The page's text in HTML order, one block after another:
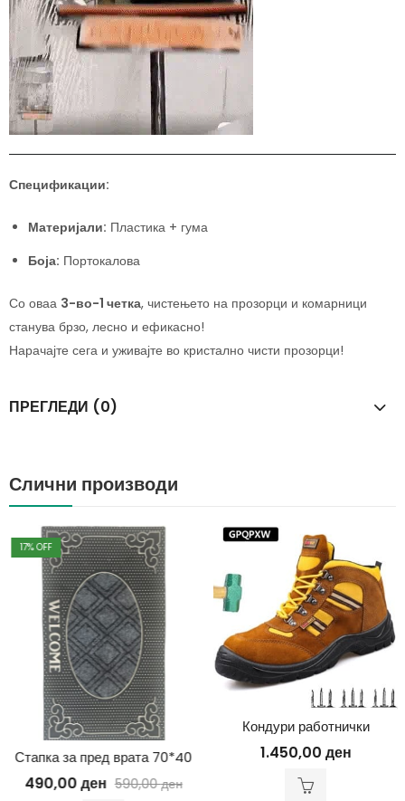
Спецификации:
Материјали: Пластика + гума
Боја: Портокалова
Со оваа 3-во-1 четка, чистењето на прозорци и комарници
станува брзо, лесно и ефикасно!
Нарачајте сега и уживајте во кристално чисти прозорци!
ПРЕГЛЕДИ (0)
Слични производи
17% OFF
Стапка за пред врата 70*40
490,00ден 590,00ден
Кондури работнички
1.450,00 ден